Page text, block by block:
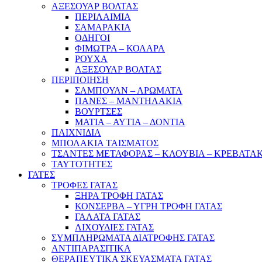
ΑΞΕΣΟΥΑΡ ΒΟΛΤΑΣ
ΠΕΡΙΛΑΙΜΙΑ
ΣΑΜΑΡΑΚΙΑ
ΟΔΗΓΟΙ
ΦΙΜΩΤΡΑ – ΚΟΛΑΡΑ
ΡΟΥΧΑ
ΑΞΕΣΟΥΑΡ ΒΟΛΤΑΣ
ΠΕΡΙΠΟΙΗΣΗ
ΣΑΜΠΟΥΑΝ – ΑΡΩΜΑΤΑ
ΠΑΝΕΣ – ΜΑΝΤΗΛΑΚΙΑ
ΒΟΥΡΤΣΕΣ
ΜΑΤΙΑ – ΑΥΤΙΑ – ΔΟΝΤΙΑ
ΠΑΙΧΝΙΔΙΑ
ΜΠΟΛΑΚΙΑ ΤΑΙΣΜΑΤΟΣ
ΤΣΑΝΤΕΣ ΜΕΤΑΦΟΡΑΣ – ΚΛΟΥΒΙΑ –
ΤΑΥΤΟΤΗΤΕΣ
ΓΑΤΕΣ
ΤΡΟΦΕΣ ΓΑΤΑΣ
ΞΗΡΑ ΤΡΟΦΗ ΓΑΤΑΣ
ΚΟΝΣΕΡΒΑ – ΥΓΡΗ ΤΡΟΦΗ ΓΑΤΑΣ
ΓΑΛΑΤΑ ΓΑΤΑΣ
ΛΙΧΟΥΔΙΕΣ ΓΑΤΑΣ
ΣΥΜΠΛΗΡΩΜΑΤΑ ΔΙΑΤΡΟΦΗΣ ΓΑΤΑΣ
ΑΝΤΙΠΑΡΑΣΙΤΙΚΑ
ΘΕΡΑΠΕΥΤΙΚΑ ΣΚΕΥΑΣΜΑΤΑ ΓΑΤΑΣ